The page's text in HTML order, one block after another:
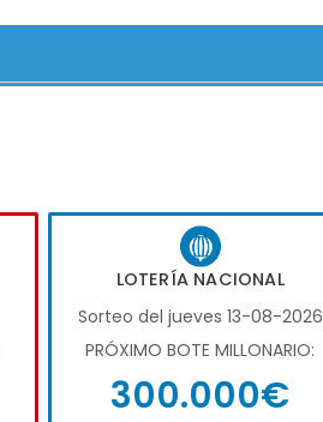
LOTERÍA NACIONAL
Sorteo del jueves 13-08-2026
PRÓXIMO BOTE MILLONARIO:
300.000€